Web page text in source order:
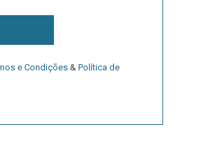
de Cister e ajude-nos a manter este
e Condições & Política de